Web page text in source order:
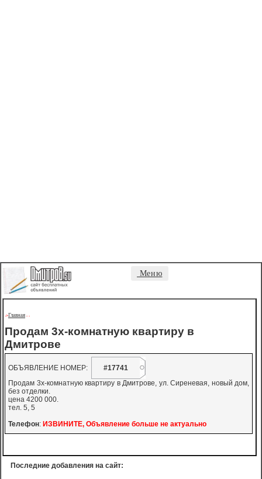
Меню
->Главная - -
Продам 3х-комнатную квартиру в
Дмитрове
ОБЪЯВЛЕНИЕ НОМЕР:
#17741
Продам 3х-комнатную квартиру в Дмитрове, ул. Сиреневая, новый дом,
без отделки.
цена 4200 000.
тел. 5, 5
Телефон: ИЗВИНИТЕ, Объявление больше не актуально
Последние добавления на сайт: